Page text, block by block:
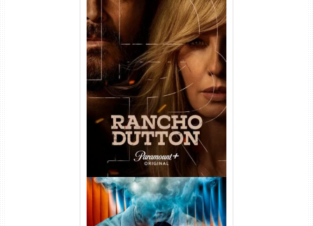
Rancho Dutton 1ª
Temporada Torrent (2026)
WEB-DL 1080p Dual Áudio